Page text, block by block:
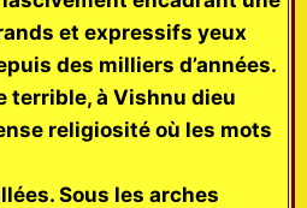
et expressifs yeux
des milliers d’années.
terrible, à Vishnu dieu
religiosité où les mots
Sous les arches